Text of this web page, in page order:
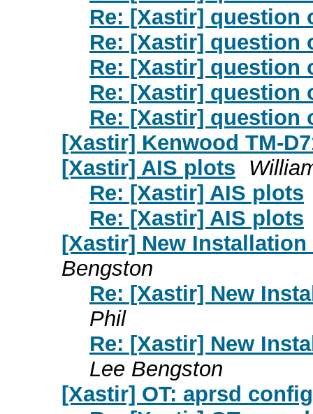
Re: [Xastir] question
Re: [Xastir] question
Re: [Xastir] question
Re: [Xastir] question
Re: [Xastir] question
[Xastir] Kenwood TM-
[Xastir] AIS plots
Re: [Xastir] AIS plots
Re: [Xastir] AIS plots
[Xastir] New
Bengston
Re: [Xastir] New
Phil
Re: [Xastir] New
Lee Bengston
[Xastir] OT: aprsd